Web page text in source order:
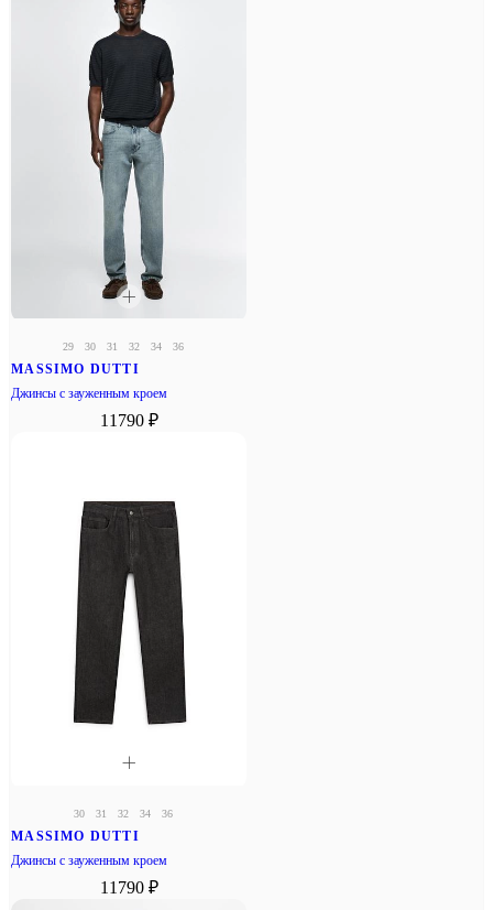
29 30 31 32 34 36
MASSIMO DUTTI
Джинсы с зауженным кроем
11790 ₽
30 31 32 34 36
MASSIMO DUTTI
Джинсы с зауженным кроем
11790 ₽